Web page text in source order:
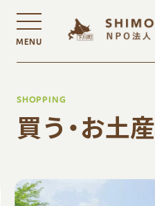
MENU
SHOPPING
買う・お土産